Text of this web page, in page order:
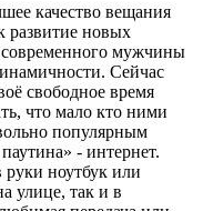
качество вещания
развитие новых
современного мужчины
Сейчас
свободное время
что мало кто ними
популярным
- интернет.
руки ноутбук или
улице, так и в